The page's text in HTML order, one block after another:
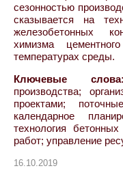
сезонностью
сказывается на
железобетонных
химизма
температурах среды.
Ключевые слова:
производства;
проектами;
календарное
технология
работ; управление
16.10.2019